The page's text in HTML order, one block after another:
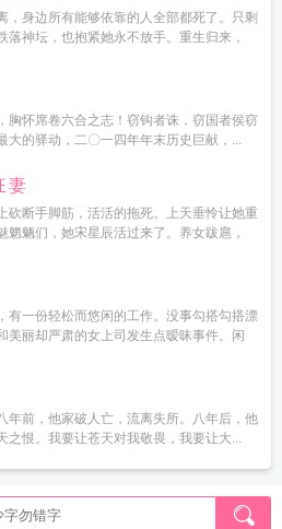
，身边所有能够依靠的人全部都死了。只剩
落神坛，也抱紧她永不放手。重生归来，
胸怀席卷六合之志！窃钩者诛，窃国者侯窃
大的驿动，二〇一四年年末历史巨献，...
妻
砍断手脚筋，活活的拖死。上天垂怜让她重
魍魉们，她宋星辰活过来了。养女跋扈，
有一份轻松而悠闲的工作。没事勾搭勾搭漂
美丽却严肃的女上司发生点暧昧事件。闲
年前，他家破人亡，流离失所。八年后，他
之恨。我要让苍天对我敬畏，我要让大...